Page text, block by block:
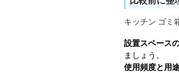
キッチン ゴミ
設置スペース
ましょう。
使用頻度と用